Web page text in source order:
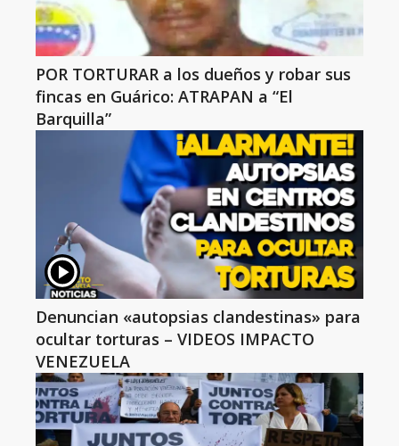
POR TORTURAR a los dueños y robar sus
fincas en Guárico: ATRAPAN a “El
Barquilla”
Denuncian «autopsias clandestinas» para
ocultar torturas – VIDEOS IMPACTO
VENEZUELA